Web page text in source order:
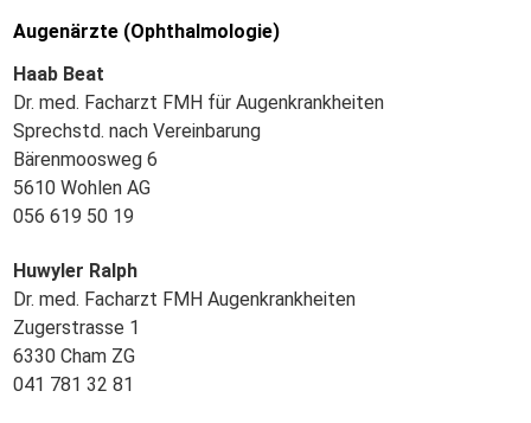
Augenärzte (Ophthalmologie)
Haab Beat
Dr. med. Facharzt FMH für Augenkrankheiten
Sprechstd. nach Vereinbarung
Bärenmoosweg 6
5610 Wohlen AG
056 619 50 19
Huwyler Ralph
Dr. med. Facharzt FMH Augenkrankheiten
Zugerstrasse 1
6330 Cham ZG
041 781 32 81